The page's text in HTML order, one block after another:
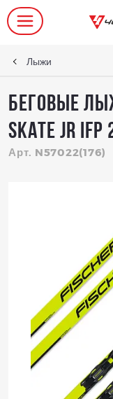
Лыжи
Беговые
SKATE JR
Арт. N57022(176)